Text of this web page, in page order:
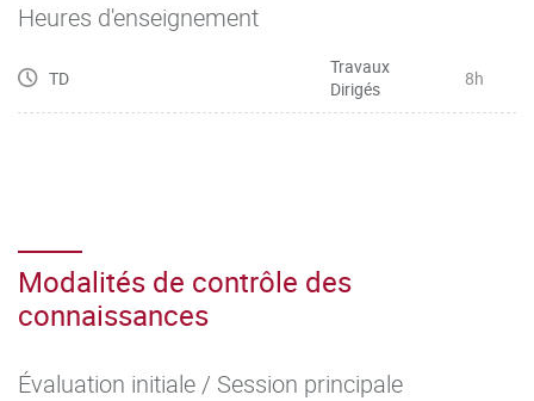
Heures d'enseignement
TD
Travaux
Dirigés
8h
Modalités de contrôle des
connaissances
Évaluation initiale / Session principale